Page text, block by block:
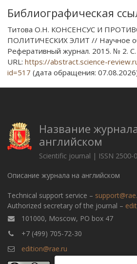
Библиографическая
Титова О.Н. КОНСЕНСУС И
ПОЛИТИЧЕСКИХ ЭЛИТ // Научное
Реферативный журнал. 2015. № 2.
URL: https://abstract.science-
id=517 (дата обращения:
Название
английском
Scientific journal | ISSN 2500-
Описание журнала на английском
Technical support service –
Authorized secretary of the journal –
101000, Moscow, PO box 47
+7 (499) 705-72-30
edition@rae.ru